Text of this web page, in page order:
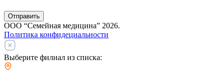
Отправить
ООО “Семейная медицина” 2026.
Политика конфидециальности
Выберите филиал из списка: